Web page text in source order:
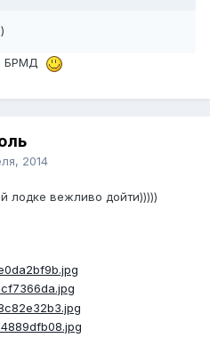
БРМД
2014
лодке вежливо дойти)))))